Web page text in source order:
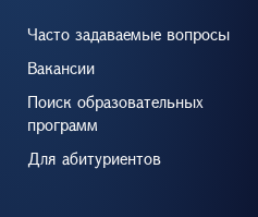
Часто задаваемые вопросы
Вакансии
Поиск образовательных
программ
Для абитуриентов